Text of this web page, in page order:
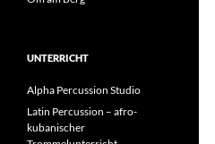
UNTERRICHT
Alpha Percussion Studio
Latin Percussion – afro-
kubanischer